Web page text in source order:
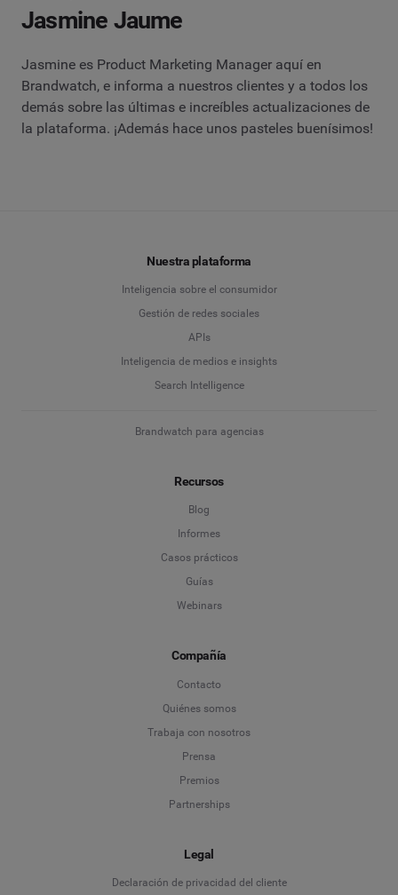
Jasmine Jaume
Jasmine es Product Marketing Manager aquí en
Brandwatch, e informa a nuestros clientes y a todos los
demás sobre las últimas e increíbles actualizaciones de
la plataforma. ¡Además hace unos pasteles buenísimos!
Nuestra plataforma
Inteligencia sobre el consumidor
Gestión de redes sociales
APIs
Inteligencia de medios e insights
Search Intelligence
Brandwatch para agencias
Recursos
Blog
Informes
Casos prácticos
Guías
Webinars
Compañía
Contacto
Quiénes somos
Trabaja con nosotros
Prensa
Premios
Partnerships
Legal
Declaración de privacidad del cliente